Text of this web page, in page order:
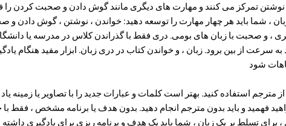
نوشتن تمرکز می کنند و مهارت های دیگری مانند گوش دادن و صحبت کردن
، شما باید هر چهار مهارت را توسعه دهید: خواندن ، نوشتن ، گوش دادن
و صحبت با زبان های بومی. دری فقط با گذراندن کلاس در مدرسه یا
سرعت از بین برود. زبان ، و خواندن کتاب در دری زبان. ابزار مفید هنگام
شود
استفاده کنید. بهتر است کلمات و عبارات جدید را با تصاویر یا زمینه یاد
فهمید و باید بدون مترجم انجام دهید. بدون هدف یا برنامه مشخص ، فقط با
برای تسلط بر یک زبان ، شما باید یک هدف و برنامه ریزی برای یادگیری داشته